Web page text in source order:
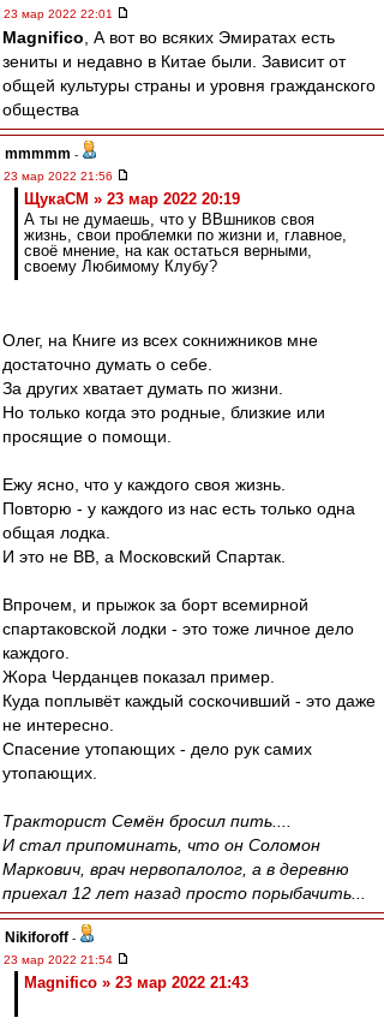
23 мар 2022 22:01
Magnifico , А вот во всяких Эмиратах есть
зениты и недавно в Китае были. Зависит от
общей культуры страны и уровня гражданского
общества
mmmmm -
23 мар 2022 21:56
ЩукаСМ » 23 мар 2022 20:19
А ты не думаешь, что у ВВшников своя
жизнь, свои проблемки по жизни и, главное,
своё мнение, на как остаться верными,
своему Любимому Клубу?
Олег, на Книге из всех сокнижников мне
достаточно думать о себе.
За других хватает думать по жизни.
Но только когда это родные, близкие или
просящие о помощи.
Ежу ясно, что у каждого своя жизнь.
Повторю - у каждого из нас есть только одна
общая лодка.
И это не ВВ, а Московский Спартак.
Впрочем, и прыжок за борт всемирной
спартаковской лодки - это тоже личное дело
каждого.
Жора Черданцев показал пример.
Куда поплывёт каждый соскочивший - это даже
не интересно.
Спасение утопающих - дело рук самих
утопающих.
Тракторист Семён бросил пить....
И стал припоминать, что он Соломон
Маркович, врач нервопалолог, а в деревню
приехал 12 лет назад просто порыбачить...
Nikiforoff -
23 мар 2022 21:54
Magnifico » 23 мар 2022 21:43